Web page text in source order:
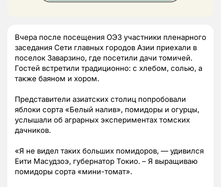
Вчера после посещения ОЭЗ участники пленарного
заседания Сети главных городов Азии приехали в
поселок Заварзино, где посетили дачи томичей.
Гостей встретили традиционно: с хлебом, солью, а
также баяном и хором.
Представители азиатских столиц попробовали
яблоки сорта «Белый налив», помидоры и огурцы,
услышали об аграрных экспериментах томских
дачников.
«Я не видел таких больших помидоров, — удивился
Еити Масудзоэ, губернатор Токио. – Я выращиваю
помидоры сорта «мини-томат».